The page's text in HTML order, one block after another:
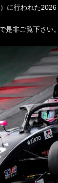
に行われた
是非ご覧下さい。